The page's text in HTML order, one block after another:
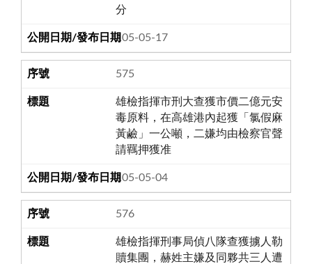
分
105-05-17
575
雄檢指揮市刑大查獲市價二億元安
毒原料，在高雄港內起獲「氯假麻
黃鹼」一公噸，二嫌均由檢察官聲
請羈押獲准
105-05-04
576
雄檢指揮刑事局偵八隊查獲擄人勒
贖集團，赫姓主嫌及同夥共三人遭